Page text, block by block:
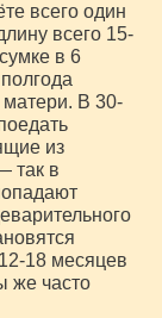
всего один
всего 15-
в 6
матери. В 30-
из
так в
18 месяцев
же часто